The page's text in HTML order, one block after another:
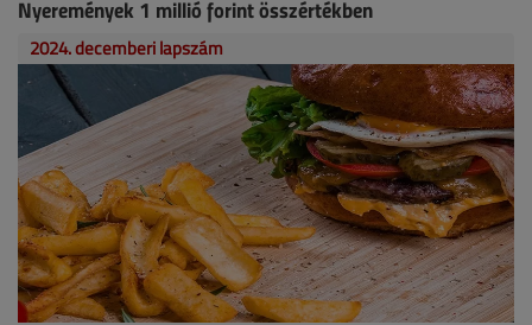
Nyeremények 1 millió forint összértékben
2024. decemberi lapszám